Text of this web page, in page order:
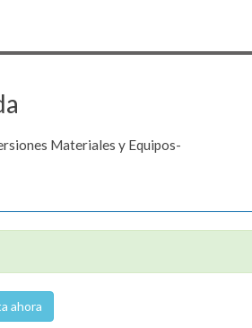
Materiales y Equipos-
ahora